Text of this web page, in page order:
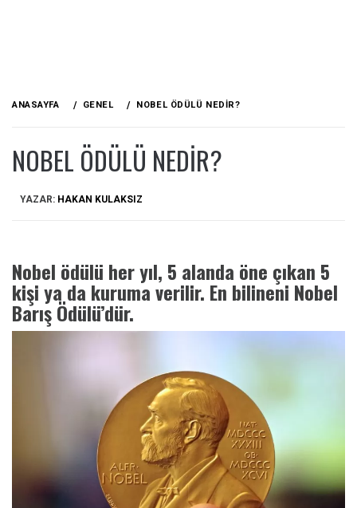
ANASAYFA GENEL NOBEL ÖDÜLÜ NEDIR?
NOBEL ÖDÜLÜ NEDIR?
YAZAR: HAKAN KULAKSIZ
Nobel ödülü her yıl, 5 alanda öne çıkan 5
kişi ya da kuruma verilir. En bilineni Nobel
Barış Ödülü’dür.